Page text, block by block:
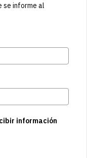
se informe al
información